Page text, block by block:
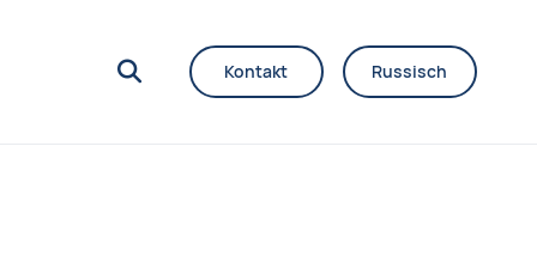
Kontakt Russisch